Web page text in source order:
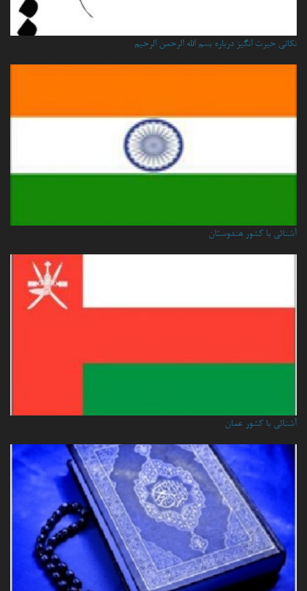
نكاتي حيرت انگيز درباره بسم الله الرحمن الرحيم
آشنائی با کشور هندوستان
آشنائي با كشور عمان